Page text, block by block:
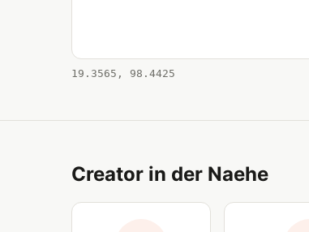
19.3565, 98.4425
Creator in der Naehe